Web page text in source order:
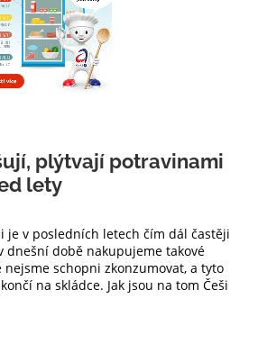
plýtvají potravinami
lety
je v posledních letech čím dál častěji
dnešní době nakupujeme takové
schopni zkonzumovat, a tyto
na skládce. Jak jsou na tom Češi